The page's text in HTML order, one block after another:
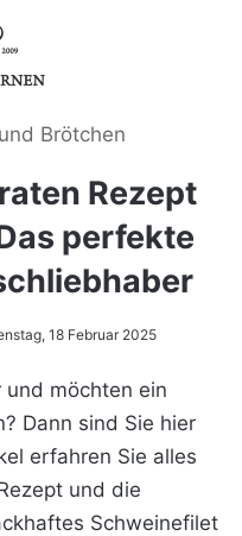
Brötchen
Rezept
perfekte
18 Februar 2025
und möchten ein
Dann sind Sie hier
erfahren Sie alles
und die
Schweinefilet